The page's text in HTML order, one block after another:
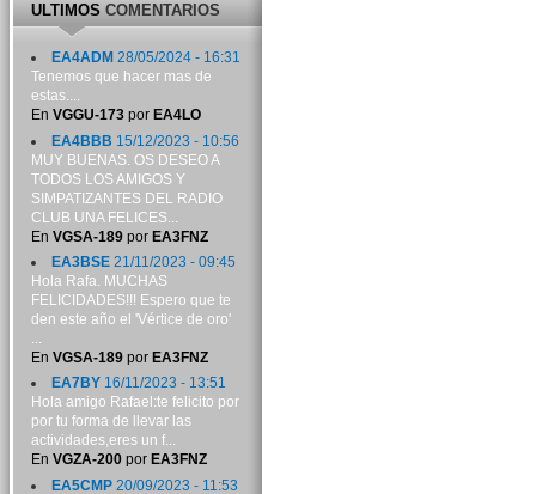
ULTIMOSCOMENTARIOS
EA4ADM 28/05/2024 - 16:31
Tenemos que hacer mas de
estas....
En VGGU-173por EA4LO
EA4BBB 15/12/2023 - 10:56
MUY BUENAS. OS DESEO A
TODOS LOS AMIGOS Y
SIMPATIZANTES DEL RADIO
CLUB UNA FELICES...
En VGSA-189por EA3FNZ
EA3BSE21/11/2023 - 09:45
Hola Rafa. MUCHAS
FELICIDADES!!! Espero que te
den este año el 'Vértice de oro'
...
En VGSA-189por EA3FNZ
EA7BY16/11/2023 - 13:51
Hola amigo Rafael:te felicito por
por tu forma de llevar las
actividades,eres un f...
En VGZA-200por EA3FNZ
EA5CMP20/09/2023 - 11:53